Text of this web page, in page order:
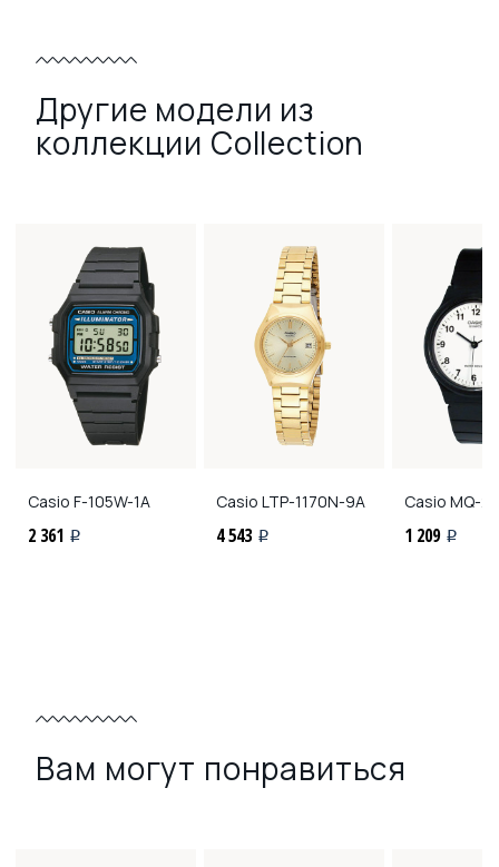
Другие модели из
коллекции Collection
Casio F-105W-1A
2 361 i
Casio LTP-1170N-9A
4 543 i
Casio MQ-
1 209 i
Вам могут понравиться